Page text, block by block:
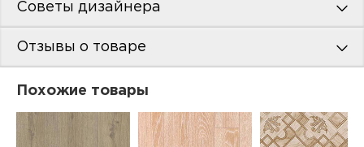
Советы дизайнера
Отзывы о товаре
Похожие товары